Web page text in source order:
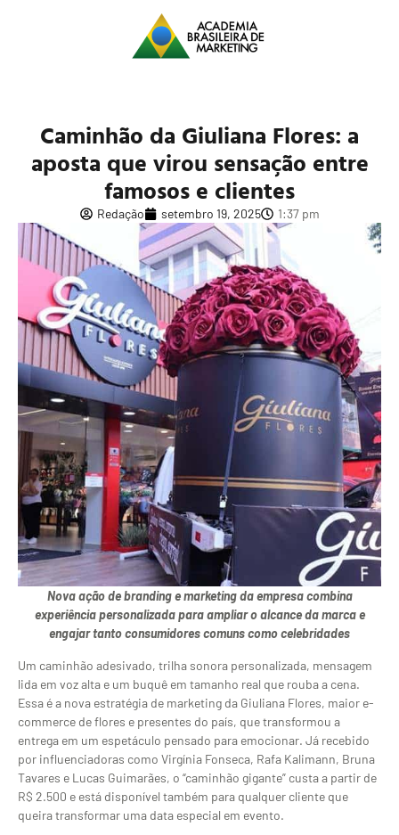
Caminhão da Giuliana Flores: a
aposta que virou sensação entre
famosos e clientes
Redação setembro 19, 2025 1:37 pm
Nova ação de branding e marketing da empresa combina
experiência personalizada para ampliar o alcance da marca e
engajar tanto consumidores comuns como celebridades
Um caminhão adesivado, trilha sonora personalizada, mensagem
lida em voz alta e um buquê em tamanho real que rouba a cena.
Essa é a nova estratégia de marketing da Giuliana Flores, maior e-
commerce de flores e presentes do país, que transformou a
entrega em um espetáculo pensado para emocionar. Já recebido
por influenciadoras como Virgínia Fonseca, Rafa Kalimann, Bruna
Tavares e Lucas Guimarães, o “caminhão gigante” custa a partir de
R$ 2.500 e está disponível também para qualquer cliente que
queira transformar uma data especial em evento.